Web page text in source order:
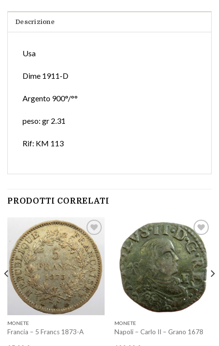
Descrizione
Usa
Dime 1911-D
Argento 900°/°°
peso: gr 2.31
Rif: KM 113
PRODOTTI CORRELATI
Aggiungi
a lista
dei
desideri
MONETE
Francia – 5 Francs 1873-A
Aggiungi
a lista
dei
desideri
MONETE
Napoli – Carlo II – Grano 1678